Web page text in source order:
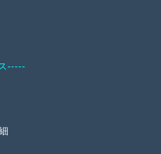
-----